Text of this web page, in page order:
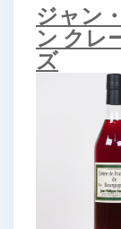
ジャン
ン クレ
ズ